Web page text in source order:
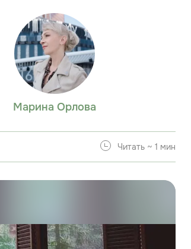
Марина Орлова
Читать ~ 1 мин